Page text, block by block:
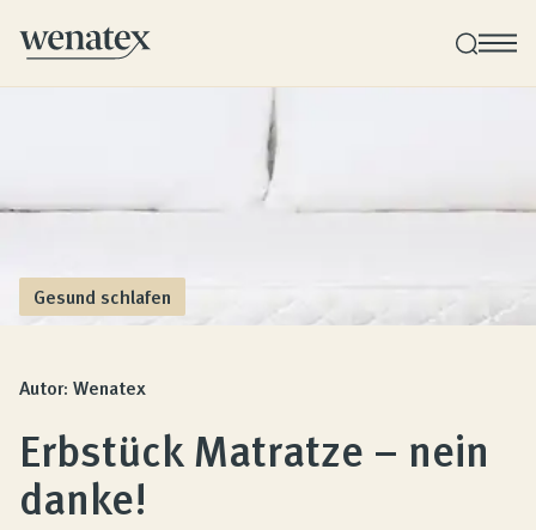
Wenatex Schlafberatung
Individuelle Produktberatung bei Ihnen zu Hause!
Produkte
Qualität und Garantie
Kundenbewertungen
Gesund schlafen
Autor: Wenatex
Erbstück Matratze – nein
danke!